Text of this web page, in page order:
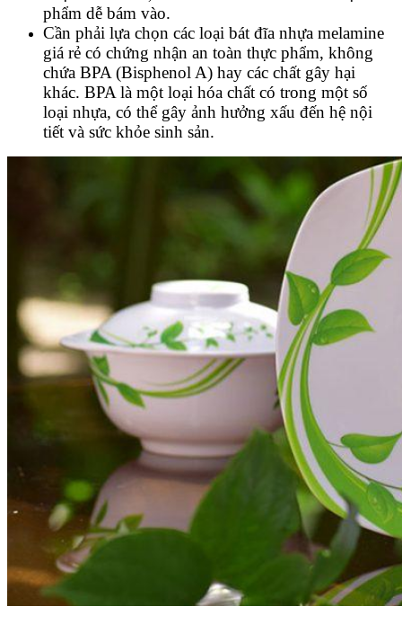
phẩm dễ bám vào.
Cần phải lựa chọn các loại bát đĩa nhựa melamine
giá rẻ có chứng nhận an toàn thực phẩm, không
chứa BPA (Bisphenol A) hay các chất gây hại
khác. BPA là một loại hóa chất có trong một số
loại nhựa, có thể gây ảnh hưởng xấu đến hệ nội
tiết và sức khỏe sinh sản.